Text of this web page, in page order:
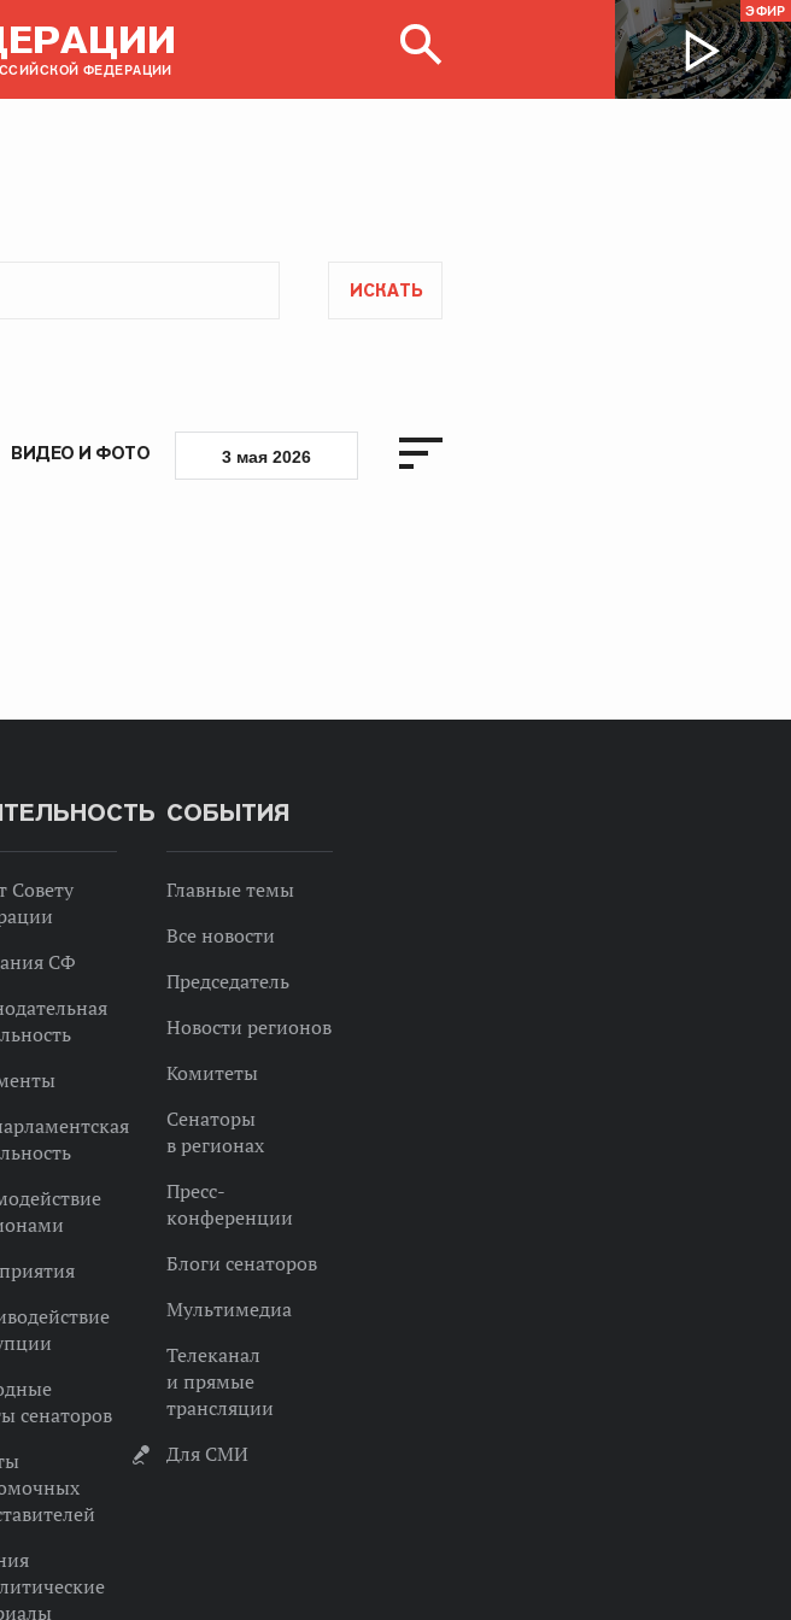
ФЕДЕРАЦИИ
ЭФИР
ИСКАТЬ
ВИДЕО И ФОТО 3 мая 2026
Совету
СФ
сенаторов
СОБЫТИЯ
Главные темы
Все новости
Председатель
Новости регионов
Комитеты
Сенаторы
в регионах
Пресс-
конференции
Блоги сенаторов
Мультимедиа
Телеканал
и прямые
трансляции
Для СМИ